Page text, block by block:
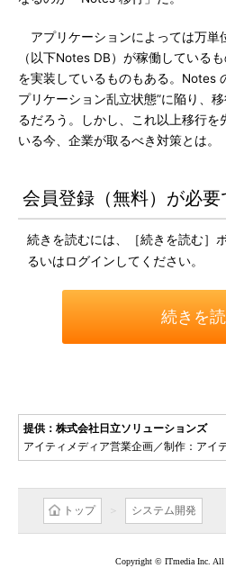
アプリケーションによっては万単
（以下Notes DB）が稼働している
を実装しているものもある。Notes
プリケーション乱立状態”に陥り、
るだろう。しかし、これ以上移行を
いる今、企業が取るべき対策とは。
会員登録（無料）が必要
続きを読むには、［続きを読む］
るいはログインしてください。
続きを
提供：株式会社日立ソリューションズ
アイティメディア営業企画／制作：アイ
トップ システム開発
Copyright © ITmedia Inc. All